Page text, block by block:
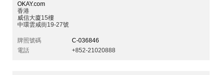
OKAY.com
香港
威信大廈15樓
中環雲咸街19-27號
牌照號碼
C-036846
電話
+852-21020888